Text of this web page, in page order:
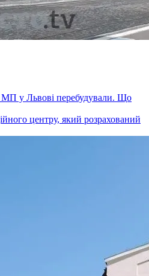
у Львові перебудували. Що
центру, який розрахований